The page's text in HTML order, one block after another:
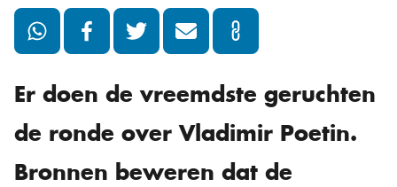
Er doen de vreemdste geruchten
de ronde over Vladimir Poetin.
Bronnen beweren dat de